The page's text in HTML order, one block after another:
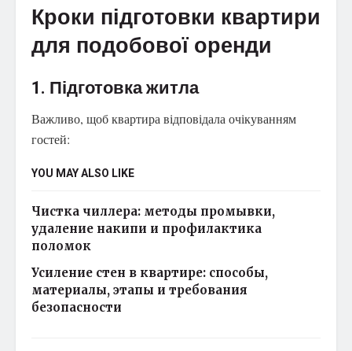
Кроки підготовки квартири
для подобової оренди
1. Підготовка житла
Важливо, щоб квартира відповідала очікуванням
гостей:
YOU MAY ALSO LIKE
Чистка чиллера: методы промывки,
удаление накипи и профилактика
поломок
Усиление стен в квартире: способы,
материалы, этапы и требования
безопасности